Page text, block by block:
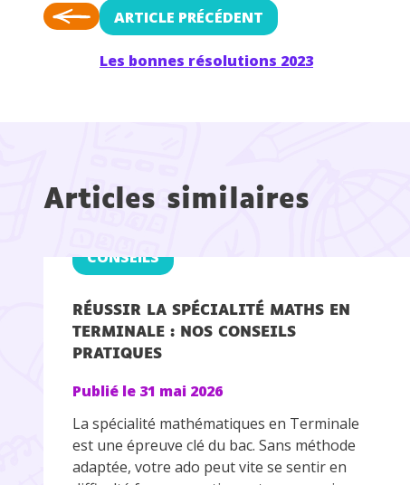
ARTICLE PRÉCÉDENT
Les bonnes résolutions 2023
Articles similaires
RÉUSSIR LA SPÉCIALITÉ MATHS EN
TERMINALE : NOS CONSEILS
PRATIQUES
CONSEILS
Publié le 31 mai 2026
La spécialité mathématiques en Terminale
est une épreuve clé du bac. Sans méthode
adaptée, votre ado peut vite se sentir en